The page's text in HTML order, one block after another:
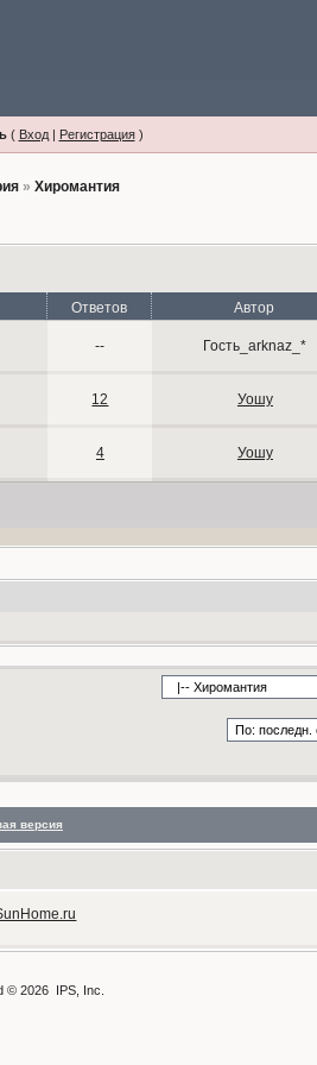
( Вход| Регистрация)
»Хиромантия
Ответов Автор
-- Гость_arknaz_*
12 Уошу
4 Уошу
версия
© 2026 IPS, Inc